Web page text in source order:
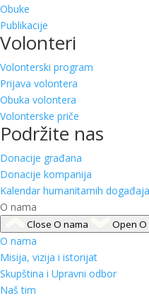
Obuke
Publikacije
Volonteri
Volonterski program
Prijava volontera
Obuka volontera
Volonterske priče
Podržite nas
Donacije građana
Donacije kompanija
Kalendar humanitarnih
O nama
Close O nama Open O
O nama
Misija, vizija i istorijat
Skupština i Upravni odbor
Naš tim